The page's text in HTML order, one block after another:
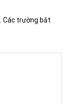
Các trường bắt